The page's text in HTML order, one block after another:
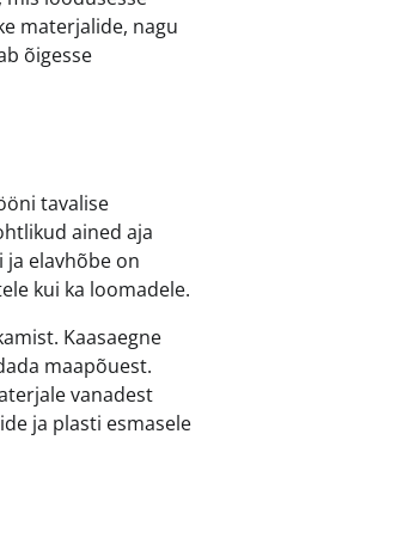
materjalide, nagu
õigesse
tavalise
ained aja
elavhõbe on
kui ka loomadele.
Kaasaegne
maapõuest.
vanadest
ja plasti esmasele